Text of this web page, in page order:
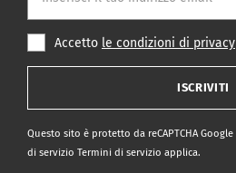
Accetto le condizioni di privacy
ISCRIVITI
Questo sito è protetto da reCAPTCHA Google
di servizio Termini di servizio applica.